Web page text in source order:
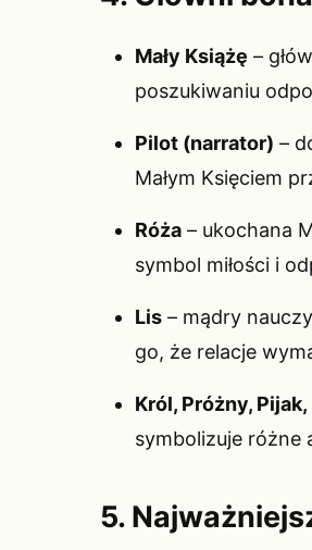
Mały Książę –
poszukiwaniu
Pilot (narrator) –
Małym Księciem
Róża – ukochana
symbol miłości i
Lis – mądry
go, że relacje
Król, Próżny,
symbolizuje różne
5.